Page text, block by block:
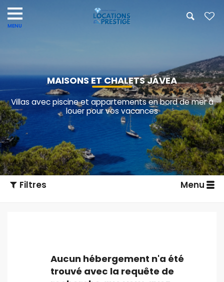
MAISONS ET CHALETS JÁVEA
Villas avec piscine et appartements en bord de mer à
louer pour vos vacances
Filtres Menu
Aucun hébergement n'a été
trouvé avec la requête de